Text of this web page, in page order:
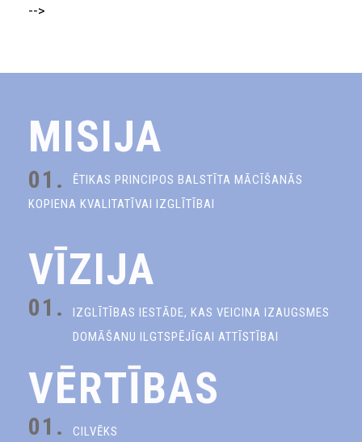
-->
MISIJA
01.
ĒTIKAS PRINCIPOS BALSTĪTA MĀCĪŠANĀS
KOPIENA KVALITATĪVAI IZGLĪTĪBAI
VĪZIJA
01.
IZGLĪTĪBAS IESTĀDE, KAS VEICINA IZAUGSMES
DOMĀŠANU ILGTSPĒJĪGAI ATTĪSTĪBAI
VĒRTĪBAS
01. CILVĒKS